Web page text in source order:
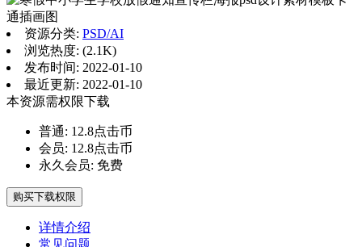
资源分类: PSD/AI
浏览热度: (2.1K)
发布时间: 2022-01-10
最近更新: 2022-01-10
本资源需权限下载
普通: 12.8点击币
会员: 12.8点击币
永久会员: 免费
购买下载权限
详情介绍
常见问题